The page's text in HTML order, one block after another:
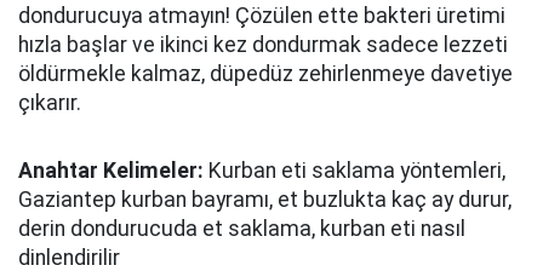
dondurucuya atmayın! Çözülen ette bakteri üretimi
hızla başlar ve ikinci kez dondurmak sadece lezzeti
öldürmekle kalmaz, düpedüz zehirlenmeye davetiye
çıkarır.
Anahtar Kelimeler: Kurban eti saklama yöntemleri,
Gaziantep kurban bayramı, et buzlukta kaç ay durur,
derin dondurucuda et saklama, kurban eti nasıl
dinlendirilir